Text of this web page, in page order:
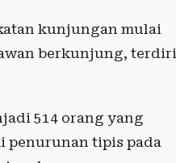
kunjungan mulai
berkunjung, terdiri
514 orang yang
penurunan tipis pada